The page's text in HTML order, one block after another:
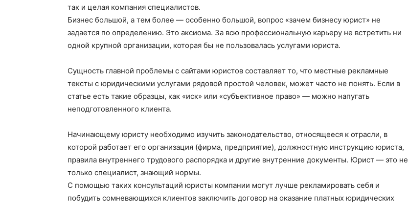
так и целая компания специалистов.
Бизнес большой, а тем более — особенно большой, вопрос «зачем бизнесу юрист» не
задается по определению. Это аксиома. За всю профессиональную карьеру не встретить ни
одной крупной организации, которая бы не пользовалась услугами юриста.
Сущность главной проблемы с сайтами юристов составляет то, что местные рекламные
тексты с юридическими услугами рядовой простой человек, может часто не понять. Если в
статье есть такие образцы, как «иск» или «субъективное право» — можно напугать
неподготовленного клиента.
Начинающему юристу необходимо изучить законодательство, относящееся к отрасли, в
которой работает его организация (фирма, предприятие), должностную инструкцию юриста,
правила внутреннего трудового распорядка и другие внутренние документы. Юрист — это не
только специалист, знающий нормы.
С помощью таких консультаций юристы компании могут лучше рекламировать себя и
побудить сомневающихся клиентов заключить договор на оказание платных юридических